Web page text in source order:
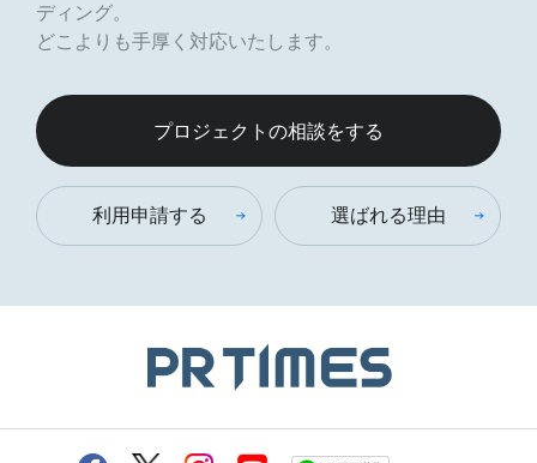
ディング。
どこよりも手厚く対応いたします。
プロジェクトの相談をする
利用申請する 選ばれる理由